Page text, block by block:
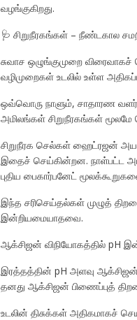
வழங்குகிறது.
🩺 சிறுநீரகங்கள் – நீண்டகால
சுவாச ஒழுங்குமுறை
வழிமுறைகள் உடலில் உள்ள
​ஒவ்வொரு நாளும், சாதாரண
அமிலங்கள் சிறுநீரகங்கள்
​சிறுநீரக செல்கள் ஹைட்ரஜன்
இதைச் செய்கின்றன. நாள்பட்ட
புதிய பைகார்பனேட்
​இந்த சரிசெய்தல்கள் முழுத்
இன்றியமையாதவை.
ஆக்சிஜன் விநியோகத்தில் pH
இரத்தத்தின் pH அளவு ஆக்சிஜன்
தனது ஆக்சிஜன் பிணைப்புத்
உடலின் திசுக்கள் அதிகமாகச்